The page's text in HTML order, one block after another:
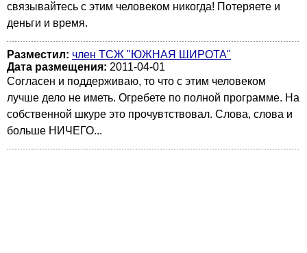
связывайтесь с этим человеком никогда! Потеряете и
деньги и время.
Разместил: член ТСЖ "ЮЖНАЯ ШИРОТА"
Дата размещения: 2011-04-01
Согласен и поддерживаю, то что с этим человеком
лучше дело не иметь. Огребете по полной программе. На
собственной шкуре это прочувтствовал. Слова, слова и
больше НИЧЕГО...